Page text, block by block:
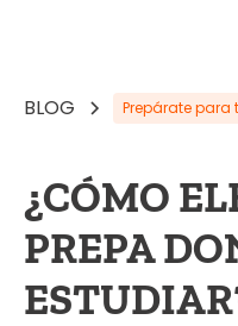
BLOG Prepárate para
¿CÓMO
PREPA